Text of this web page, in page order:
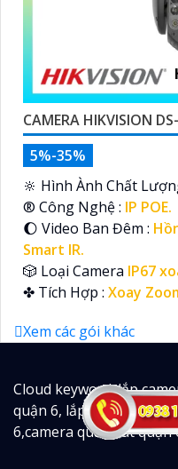
CAMERA HIKVISION
5%-35%
🔆 Hình Ành Chất
®️ Công Nghệ : IP POE.
🌔 Video Ban Đêm :
Smart IR.
🎲 Loại Camera IP67
️✤ Tích Hợp : Xoay
Xem các gói khác
Cloud keyword: lắp
quận 6, lắp đặt camera
6,camera quan sát quận